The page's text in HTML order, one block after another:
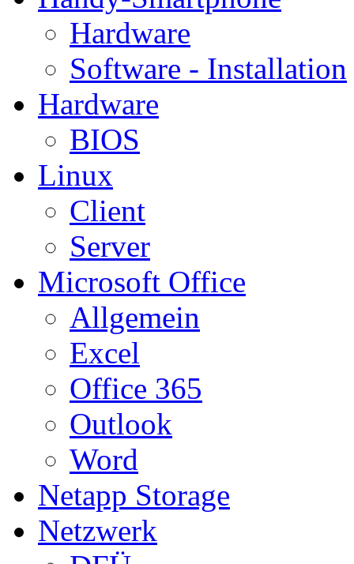
Hardware
Software - Installation
Hardware
BIOS
Linux
Client
Server
Microsoft Office
Allgemein
Excel
Office 365
Outlook
Word
Netapp Storage
Netzwerk